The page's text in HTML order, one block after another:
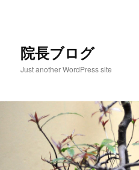
院長ブログ
Just another WordPress site